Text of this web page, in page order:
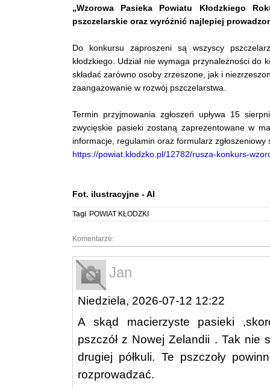
„Wzorowa Pasieka Powiatu Kłodzkiego
pszczelarskie oraz wyróżnić najlepiej
Do konkursu zaproszeni są wszyscy
kłodzkiego. Udział nie wymaga przynależności do
składać zarówno osoby zrzeszone, jak i
zaangażowanie w rozwój pszczelarstwa.
Termin przyjmowania zgłoszeń upływa 15
zwycięskie pasieki zostaną zaprezentowane w
informacje, regulamin oraz formularz
https://powiat.klodzko.pl/12782/rusza-konkurs-
Fot. ilustracyjne - AI
Tagi POWIAT KŁODZKI
Komentarze:
Jan
Niedziela, 2026-07-12 12:22
A skąd macierzyste pasieki
pszczół z Nowej Zelandii . Tak nie
drugiej półkuli. Te pszczoły
rozprowadzać.